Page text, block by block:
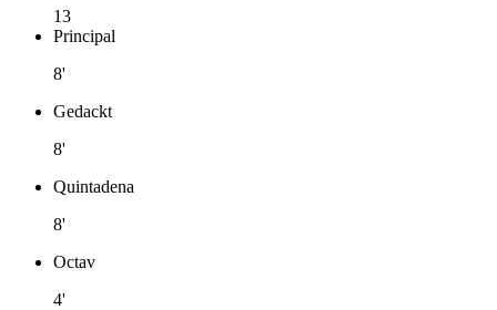
13
Principal
8'
Gedackt
8'
Quintadena
8'
Octav
4'